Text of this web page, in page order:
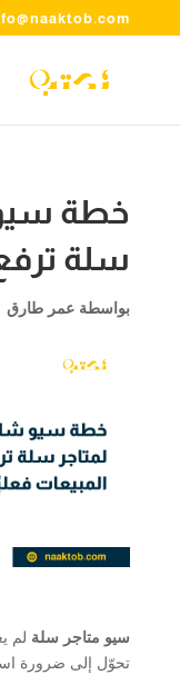
خطة سيو
سلة
بواسطة عمر طارق
سيو متاجر سلة لم
تحوّل إلى ضرورة